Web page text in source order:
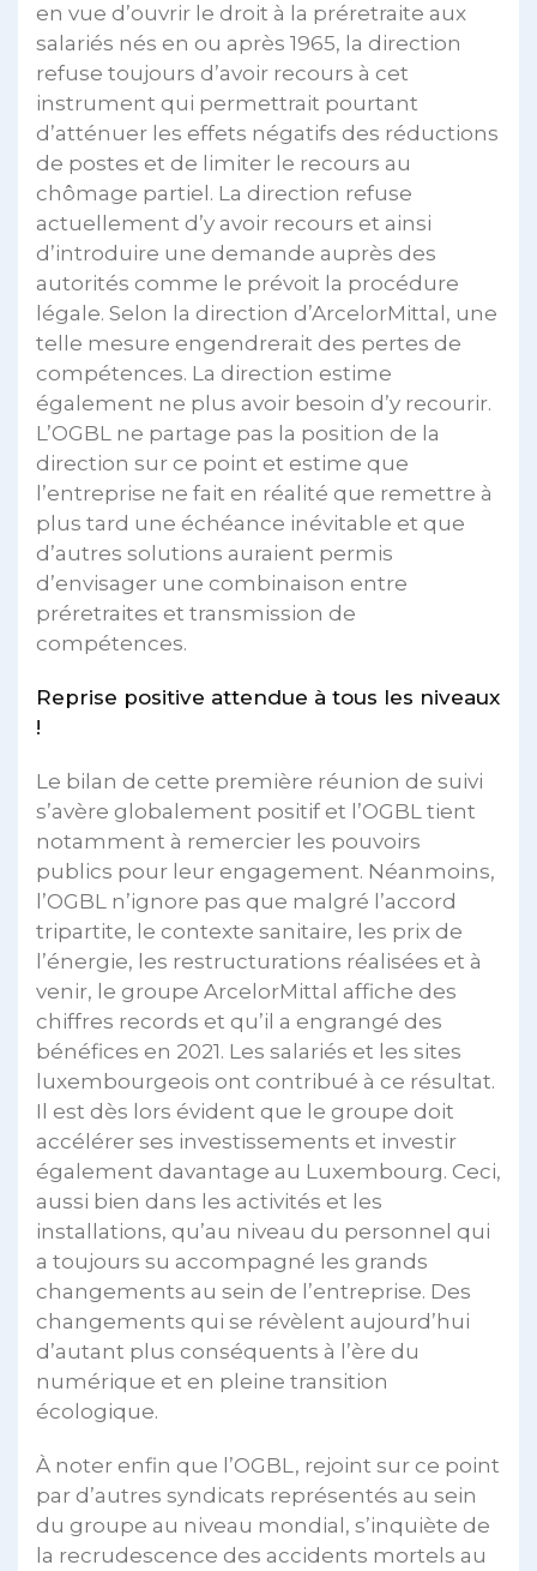
en vue d’ouvrir le droit à la préretraite aux
salariés nés en ou après 1965, la direction
refuse toujours d’avoir recours à cet
instrument qui permettrait pourtant
d’atténuer les effets négatifs des réductions
de postes et de limiter le recours au
chômage partiel. La direction refuse
actuellement d’y avoir recours et ainsi
d’introduire une demande auprès des
autorités comme le prévoit la procédure
légale. Selon la direction d’ArcelorMittal, une
telle mesure engendrerait des pertes de
compétences. La direction estime
également ne plus avoir besoin d’y recourir.
L’OGBL ne partage pas la position de la
direction sur ce point et estime que
l’entreprise ne fait en réalité que remettre à
plus tard une échéance inévitable et que
d’autres solutions auraient permis
d’envisager une combinaison entre
préretraites et transmission de
compétences.
Reprise positive attendue à tous les niveaux
!
Le bilan de cette première réunion de suivi
s’avère globalement positif et l’OGBL tient
notamment à remercier les pouvoirs
publics pour leur engagement. Néanmoins,
l’OGBL n’ignore pas que malgré l’accord
tripartite, le contexte sanitaire, les prix de
l’énergie, les restructurations réalisées et à
venir, le groupe ArcelorMittal affiche des
chiffres records et qu’il a engrangé des
bénéfices en 2021. Les salariés et les sites
luxembourgeois ont contribué à ce résultat.
Il est dès lors évident que le groupe doit
accélérer ses investissements et investir
également davantage au Luxembourg. Ceci,
aussi bien dans les activités et les
installations, qu’au niveau du personnel qui
a toujours su accompagné les grands
changements au sein de l’entreprise. Des
changements qui se révèlent aujourd’hui
d’autant plus conséquents à l’ère du
numérique et en pleine transition
écologique.
À noter enfin que l’OGBL, rejoint sur ce point
par d’autres syndicats représentés au sein
du groupe au niveau mondial, s’inquiète de
la recrudescence des accidents mortels au